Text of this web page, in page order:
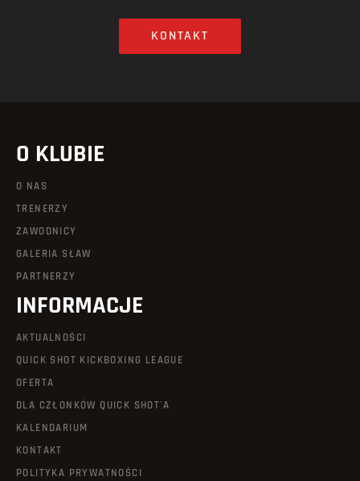
KONTAKT
O KLUBIE
O NAS
TRENERZY
ZAWODNICY
GALERIA SŁAW
PARTNERZY
INFORMACJE
AKTUALNOŚCI
QUICK SHOT KICKBOXING LEAGUE
OFERTA
DLA CZŁONKÓW QUICK SHOT'A
KALENDARIUM
KONTAKT
POLITYKA PRYWATNOŚCI